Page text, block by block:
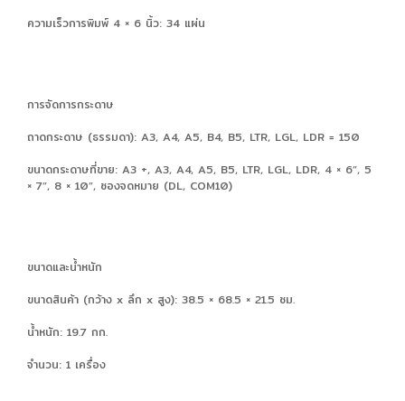
ความเร็วการพิมพ์ 4 × 6 นิ้ว: 34 แผ่น
การจัดการกระดาษ
ถาดกระดาษ (ธรรมดา): A3, A4, A5, B4, B5, LTR, LGL, LDR = 150
ขนาดกระดาษที่ขาย: A3 +, A3, A4, A5, B5, LTR, LGL, LDR, 4 × 6”, 5
× 7”, 8 × 10”, ซองจดหมาย (DL, COM10)
ขนาดและน้ำหนัก
ขนาดสินค้า (กว้าง x ลึก x สูง): 38.5 × 68.5 × 21.5 ซม.
น้ำหนัก: 19.7 กก.
จำนวน: 1 เครื่อง